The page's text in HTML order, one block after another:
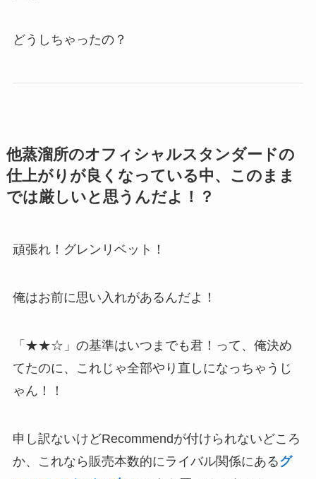
どうしちゃったの？
他蒸溜所のオフィシャルスタンダードの
仕上がりが良くなっている中、このまま
では厳しいと思うんだよ！？
頑張れ！グレンリベット！
俺はお前に思い入れがあるんだよ！
「★★☆」の基準はいつまでも君！って、俺決め
てたのに、これじゃ全部やり直しになっちゃうじ
ゃん！！
申し訳ないけどRecommendが付けられないどころ
か、これなら販売本数的にライバル関係にあるグ